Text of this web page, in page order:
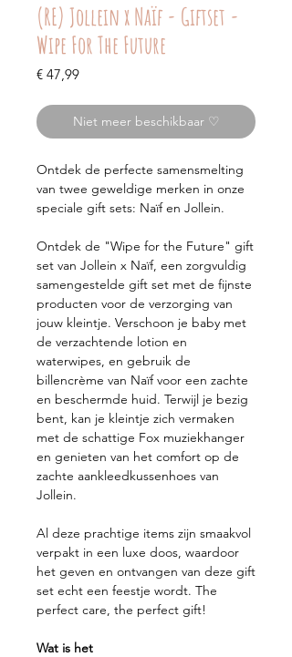
(RE) Jollein x Naïf - Giftset -
Wipe For The Future
€ 47,99Prijs
Niet meer beschikbaar ♡
Ontdek de perfecte samensmelting
van twee geweldige merken in onze
speciale gift sets: Naïf en Jollein.
Ontdek de "Wipe for the Future" gift
set van Jollein x Naïf, een zorgvuldig
samengestelde gift set met de fijnste
producten voor de verzorging van
jouw kleintje. Verschoon je baby met
de verzachtende lotion en
waterwipes, en gebruik de
billencrème van Naïf voor een zachte
en beschermde huid. Terwijl je bezig
bent, kan je kleintje zich vermaken
met de schattige Fox muziekhanger
en genieten van het comfort op de
zachte aankleedkussenhoes van
Jollein.
Al deze prachtige items zijn smaakvol
verpakt in een luxe doos, waardoor
het geven en ontvangen van deze gift
set echt een feestje wordt. The
perfect care, the perfect gift!
Wat is het